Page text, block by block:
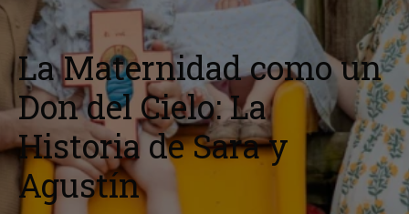
La Maternidad como un
Don del Cielo: La
Historia de Sara y
Agustín